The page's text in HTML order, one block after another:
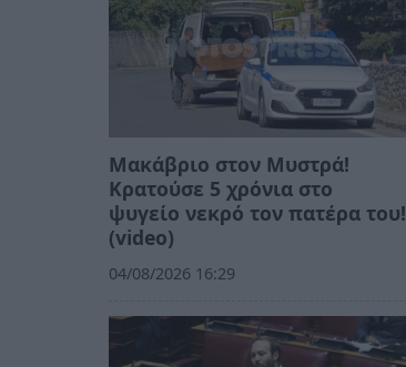
Μακάβριο στον Μυστρά!
Κρατούσε 5 χρόνια στο
ψυγείο νεκρό τον πατέρα του!
(video)
04/08/2026 16:29